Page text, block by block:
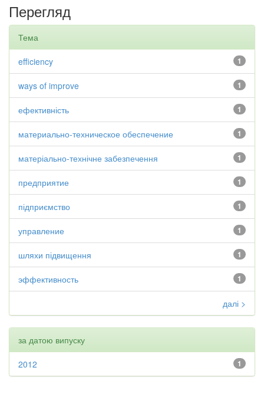
Перегляд
Тема
1
efficiency
1
ways of improve
1
ефективність
1
материально-техническое обеспечение
1
матеріально-технічне забезпечення
1
предприятие
1
підприємство
1
управление
1
шляхи підвищення
1
эффективность
далі >
за датою випуску
1
2012